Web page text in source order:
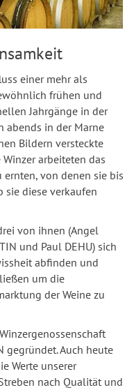
einer mehr als
frühen und
Jahrgänge in der
abends in der Marne
Bildern versteckte
arbeiteten das
ernten, von denen sie bis
diese verkaufen
von ihnen (Angel
und Paul DEHU) sich
abfinden und
um die
der Weine zu
gegründet. Auch heute
Werte unserer
nach Qualität und